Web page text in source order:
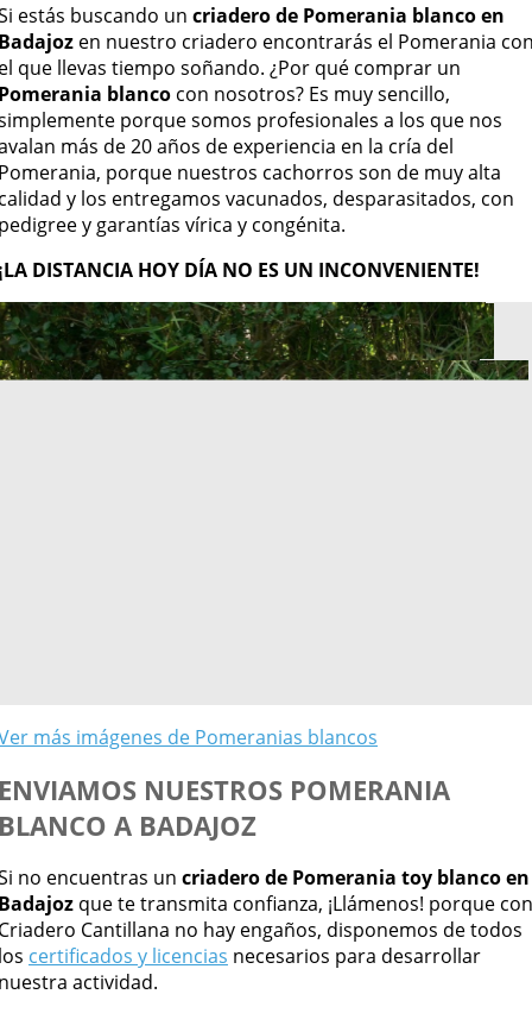
estás buscando un criadero de Pomerania blanco en
en nuestro criadero encontrarás el Pomerania
que llevas tiempo soñando. ¿Por qué comprar un
blanco con nosotros? Es muy sencillo,
porque somos profesionales a los que nos
más de 20 años de experiencia en la cría del
porque nuestros cachorros son de muy alta
y los entregamos vacunados, desparasitados, con
y garantías vírica y congénita.
DISTANCIA HOY DÍA NO ES UN INCONVENIENTE!
más imágenes de Pomeranias blancos
NUESTROS POMERANIA
A BADAJOZ
no encuentras un criadero de Pomerania toy blanco en
que te transmita confianza, ¡Llámenos! porque con
Cantillana no hay engaños, disponemos de todos
certificados y licencias necesarios para desarrollar
actividad.